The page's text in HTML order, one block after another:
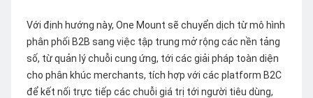
Với định hướng này, One Mount sẽ chuyển dịch từ mô hình
phân phối B2B sang việc tập trung mở rộng các nền tảng
số, từ quản lý chuỗi cung ứng, tới các giải pháp toàn diện
cho phân khúc merchants, tích hợp với các platform B2C
để kết nối trực tiếp các chuỗi giá trị tới người tiêu dùng,